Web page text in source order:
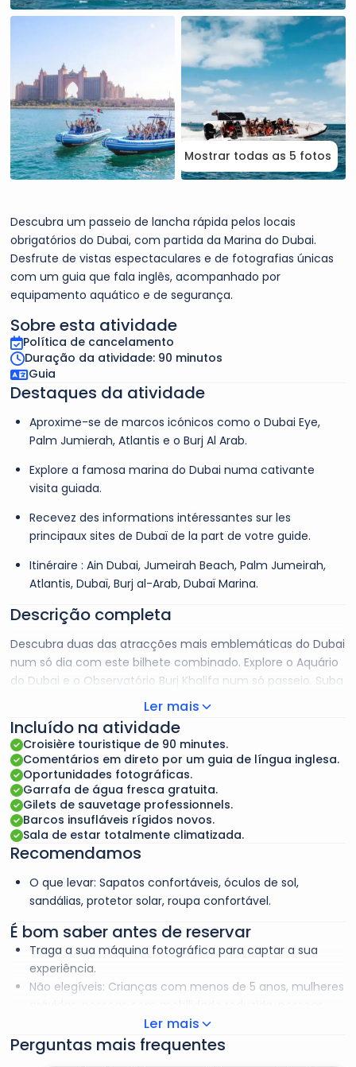
Mostrar todas as 5 fotos
Descubra um passeio de lancha rápida pelos locais
obrigatórios do Dubai, com partida da Marina do Dubai.
Desfrute de vistas espectaculares e de fotografias únicas
com um guia que fala inglês, acompanhado por
equipamento aquático e de segurança.
Sobre esta atividade
Política de cancelamento
Duração da atividade: 90 minutos
Guia
Destaques da atividade
Aproxime-se de marcos icónicos como o Dubai Eye,
Palm Jumierah, Atlantis e o Burj Al Arab.
Explore a famosa marina do Dubai numa cativante
visita guiada.
Recevez des informations intéressantes sur les
principaux sites de Dubaï de la part de votre guide.
Itinéraire : Ain Dubai, Jumeirah Beach, Palm Jumeirah,
Atlantis, Dubaï, Burj al-Arab, Dubaï Marina.
Descrição completa
Descubra duas das atracções mais emblemáticas do Dubai
num só dia com este bilhete combinado. Explore o Aquário
do Dubai e o Observatório Burj Khalifa num só passeio. Suba
ao topo do Burj Khalifa com entrada reservada, oferecendo
vistas panorâmicas espectaculares e informações sobre a
arquitetura deste arranha-céus icónico. Depois, entre no
maior aquário suspenso do mundo para admirar uma
variedade de animais aquáticos, desde crocodilos a
tubarões-touro. Explore três ecossistemas diferentes nos
túneis subaquáticos.
Ler mais
Incluído na atividade
Croisière touristique de 90 minutes.
Comentários em direto por um guia de língua inglesa.
Oportunidades fotográficas.
Garrafa de água fresca gratuita.
Gilets de sauvetage professionnels.
Barcos insufláveis rígidos novos.
Sala de estar totalmente climatizada.
Recomendamos
O que levar: Sapatos confortáveis, óculos de sol,
sandálias, protetor solar, roupa confortável.
É bom saber antes de reservar
Traga a sua máquina fotográfica para captar a sua
experiência.
Não elegíveis: Crianças com menos de 5 anos, mulheres
com problemas cardíacos.
Por razões de segurança, não é permitida a entrada a
Ler mais
Perguntas mais frequentes